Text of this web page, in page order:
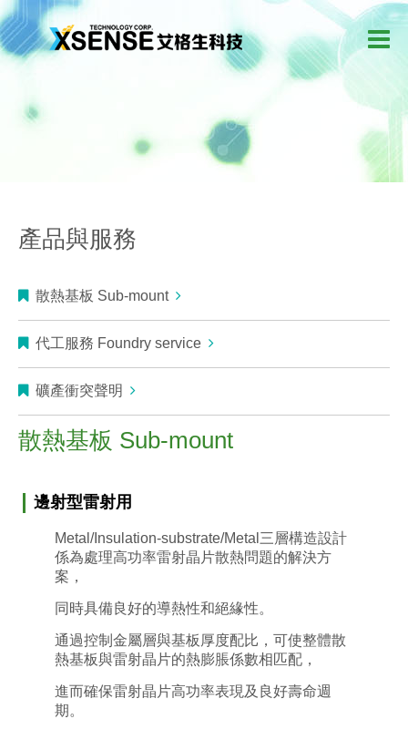
產品與服務
散熱基板 Sub-mount
代工服務 Foundry service
礦產衝突聲明
散熱基板 Sub-mount
邊射型雷射用
Metal/Insulation-substrate/Metal三層構造設計
係為處理高功率雷射晶片散熱問題的解決方
案，
同時具備良好的導熱性和絕緣性。
通過控制金屬層與基板厚度配比，可使整體散
熱基板與雷射晶片的熱膨脹係數相匹配，
進而確保雷射晶片高功率表現及良好壽命週
期 。